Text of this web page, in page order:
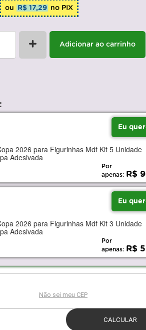
ou R$ 17,29 no PIX
+ Adicionar ao carrinho
Eu
2026 para Figurinhas Mdf Kit 5 Unidade
Adesivada
Por
apenas: R$
Eu
2026 para Figurinhas Mdf Kit 3 Unidade
Adesivada
Por
apenas: R$